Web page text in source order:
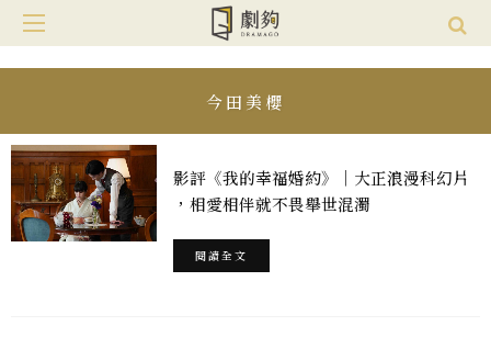
今田美櫻
影評《我的幸福婚約》｜大正浪漫科幻片
，相愛相伴就不畏舉世混濁
閱讀全文